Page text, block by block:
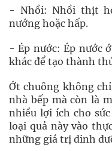
- Nhồi: Nhồi thịt
nướng hoặc hấp.
- Ép nước: Ép nước
khác để tạo thành
Ớt chuông không
nhà bếp mà còn là
nhiều lợi ích cho
loại quả này vào
những giá trị dinh